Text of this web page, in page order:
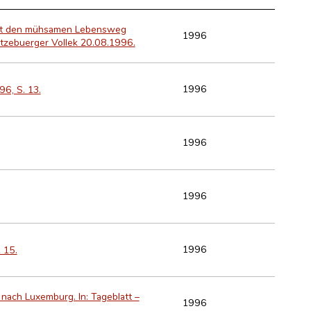
den mühsamen Lebensweg
Vollek 20.08.1996.
1996
S. 13. 1996
1996
1996
15. 1996
Luxemburg. In: Tageblatt –
1996